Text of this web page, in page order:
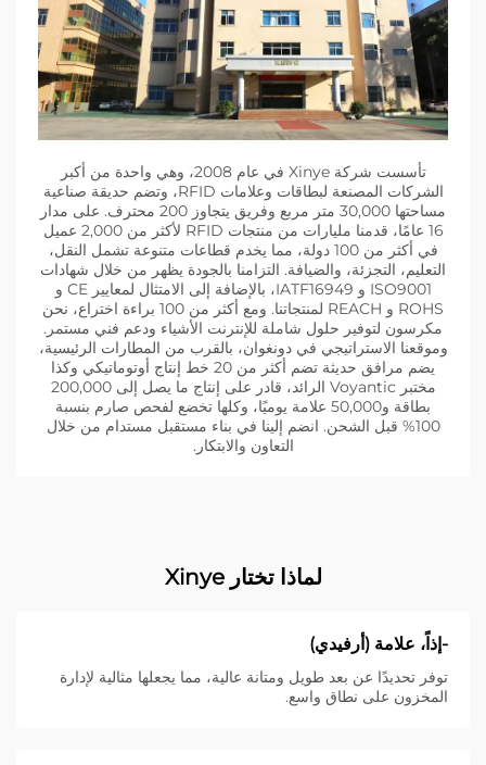
تأسست شركة Xinye في عام 2008، وهي واحدة من أكبر
الشركات المصنعة لبطاقات وعلامات RFID، وتضم حديقة صناعية
مساحتها 30,000 متر مربع وفريق يتجاوز 200 محترف. على مدار
16 عامًا، قدمنا مليارات من منتجات RFID لأكثر من 2,000 عميل
في أكثر من 100 دولة، مما يخدم قطاعات متنوعة تشمل النقل،
التعليم، التجزئة، والضيافة. التزامنا بالجودة يظهر من خلال شهادات
ISO9001 و IATF16949، بالإضافة إلى الامتثال لمعايير CE و
ROHS و REACH لمنتجاتنا. ومع أكثر من 100 براءة اختراع، نحن
مكرسون لتوفير حلول شاملة للإنترنت الأشياء ودعم فني مستمر.
وموقعنا الاستراتيجي في دونغوان، بالقرب من المطارات الرئيسية،
يضم مرافق حديثة تضم أكثر من 20 خط إنتاج أوتوماتيكي وكذا
مختبر Voyantic الرائد، قادر على إنتاج ما يصل إلى 200,000
بطاقة و50,000 علامة يوميًا، وكلها تخضع لفحص صارم بنسبة
100% قبل الشحن. انضم إلينا في بناء مستقبل مستدام من خلال
التعاون والابتكار.
لماذا تختار Xinye
-إذاً، علامة (أرفيدي)
توفر تحديدًا عن بعد طويل ومتانة عالية، مما يجعلها مثالية لإدارة
المخزون على نطاق واسع.